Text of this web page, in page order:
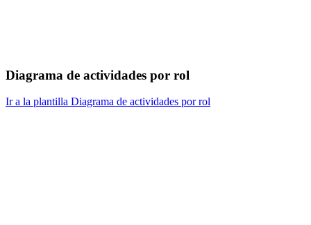
Diagrama de actividades por rol
Ir a la plantilla Diagrama de actividades por rol